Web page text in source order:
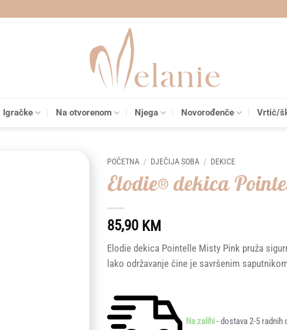
Igračke Na otvorenom Njega Novorođenče Vrtić/
POČETNA / DJEČIJA SOBA / DEKICE
Elodie® dekica
85,90 KM
Elodie dekica Pointelle Misty Pink pruža
lako održavanje čine je savršenim
Na zalihi- dostava 2-5 radnih